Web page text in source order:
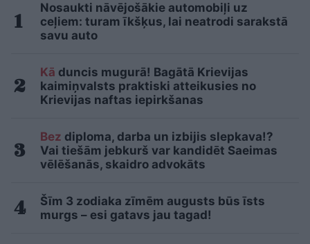
Nosaukti nāvējošākie automobiļi uz
ceļiem: turam īkšķus, lai neatrodi sarakstā
savu auto
Kā duncis mugurā! Bagātā Krievijas
kaimiņvalsts praktiski atteikusies no
Krievijas naftas iepirkšanas
Bez diploma, darba un izbijis slepkava!?
Vai tiešām jebkurš var kandidēt Saeimas
vēlēšanās, skaidro advokāts
Šīm 3 zodiaka zīmēm augusts būs īsts
murgs – esi gatavs jau tagad!